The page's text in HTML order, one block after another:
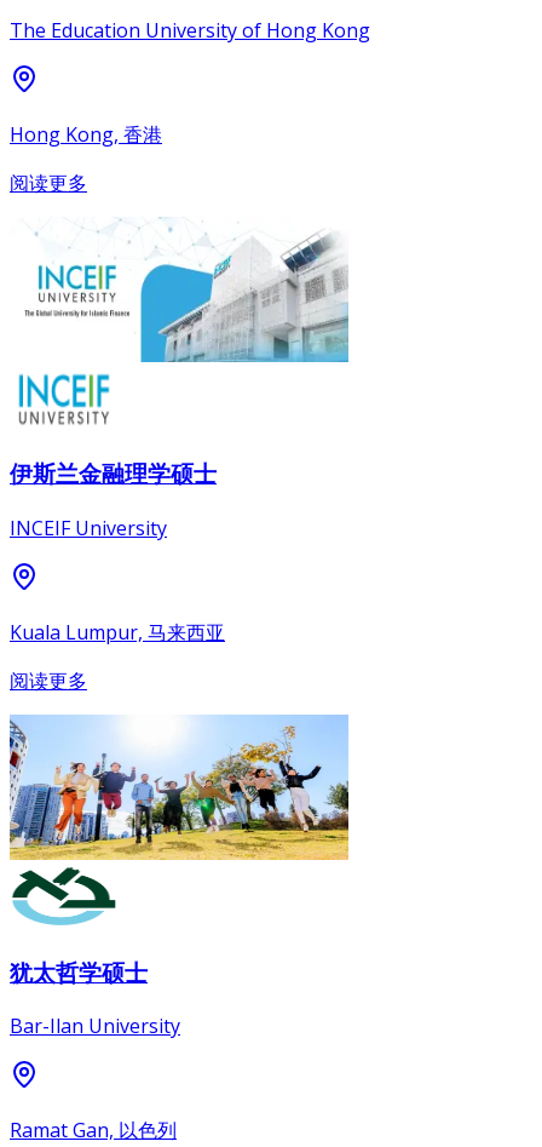
The Education University of Hong Kong
Hong Kong, 香港
阅读更多
伊斯兰金融理学硕士
INCEIF University
Kuala Lumpur, 马来西亚
阅读更多
犹太哲学硕士
Bar-Ilan University
Ramat Gan, 以色列